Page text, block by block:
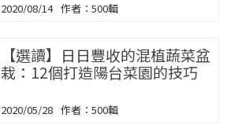
2020/08/14 500輯
【選讀】日日豐收的混植蔬菜盆
栽：12個打造陽台菜園的技巧
2020/05/28 500輯